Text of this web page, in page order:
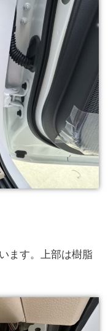
ます。上部は樹脂